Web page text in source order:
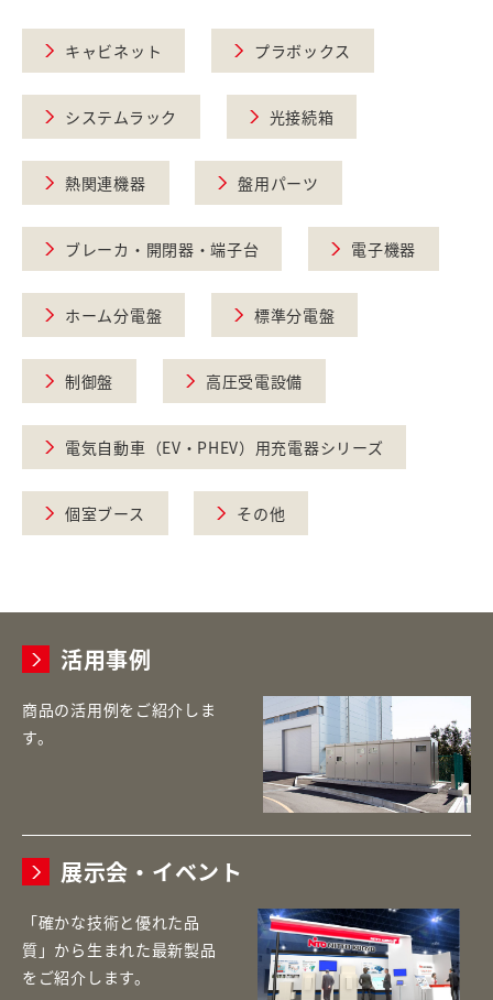
キャビネット プラボックス
システムラック 光接続箱
熱関連機器 盤用パーツ
ブレーカ・開閉器・端子台 電子機器
ホーム分電盤 標準分電盤
制御盤 高圧受電設備
電気自動車（EV・PHEV）用充電器シリーズ
個室ブース その他
活用事例
商品の活用例をご紹介しま
す。
展示会・イベント
「確かな技術と優れた品
質」から生まれた最新製品
をご紹介します。